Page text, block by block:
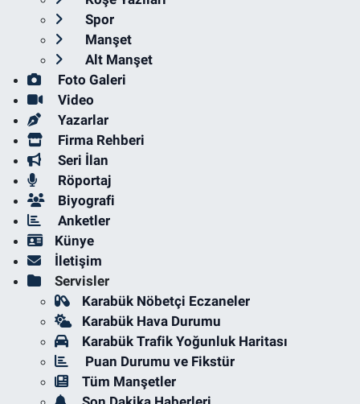
Spor
Manşet
Alt Manşet
Foto Galeri
Video
Yazarlar
Firma Rehberi
Seri İlan
Röportaj
Biyografi
Anketler
Künye
İletişim
Servisler
Karabük Nöbetçi Eczaneler
Karabük Hava Durumu
Karabük Trafik Yoğunluk Haritası
Puan Durumu ve Fikstür
Tüm Manşetler